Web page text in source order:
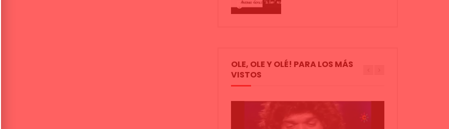
5
OLE, OLE Y OLÉ! PARA LOS MÁS
VISTOS